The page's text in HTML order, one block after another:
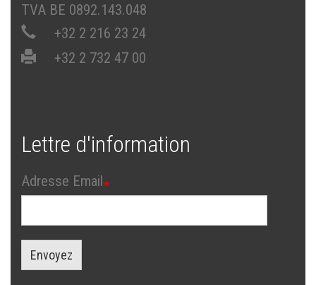
TVA BE 0892.143.048
+32 2 216 23 24
+32 2 732 47 00
Lettre d'information
Adresse Email
Envoyez